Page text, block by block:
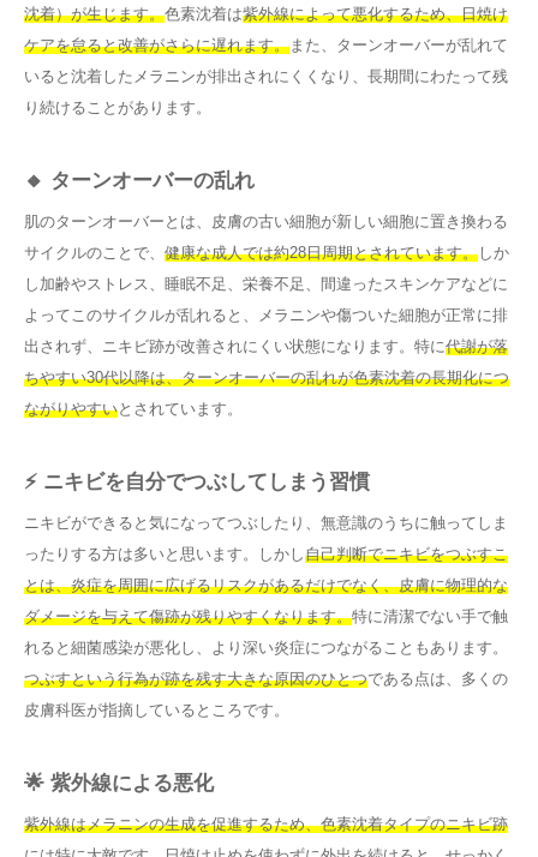
沈着）が生じます。色素沈着は紫外線によって悪化するため、日焼け
ケアを怠ると改善がさらに遅れます。 また、ターンオーバーが乱れて
いると沈着したメラニンが排出されにくくなり、長期間にわたって残
り続けることがあります。
🔸 ターンオーバーの乱れ
肌のターンオーバーとは、皮膚の古い細胞が新しい細胞に置き換わる
サイクルのことで、 健康な成人では約28日周期とされています。 しか
し加齢やストレス、睡眠不足、栄養不足、間違ったスキンケアなどに
よってこのサイクルが乱れると、メラニンや傷ついた細胞が正常に排
出されず、ニキビ跡が改善されにくい状態になります。特に代謝が落
ちやすい30代以降は、ターンオーバーの乱れが色素沈着の長期化につ
ながりやすいとされています。
⚡ ニキビを自分でつぶしてしまう習慣
ニキビができると気になってつぶしたり、無意識のうちに触ってしま
ったりする方は多いと思います。しかし自己判断でニキビをつぶすこ
とは、炎症を周囲に広げるリスクがあるだけでなく、皮膚に物理的な
ダメージを与えて傷跡が残りやすくなります。特に清潔でない手で触
れると細菌感染が悪化し、より深い炎症につながることもあります。
つぶすという行為が跡を残す大きな原因のひとつである点は、多くの
皮膚科医が指摘しているところです。
🌟 紫外線による悪化
紫外線はメラニンの生成を促進するため、色素沈着タイプのニキビ跡